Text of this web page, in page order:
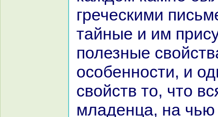
греческими
тайные и им
полезные
особенности, и
свойств то, что
младенца, нa